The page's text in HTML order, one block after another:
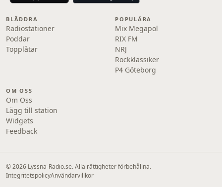
BLÄDDRA
Radiostationer
Poddar
Topplåtar
POPULÄRA
Mix Megapol
RIX FM
NRJ
Rockklassiker
P4 Göteborg
OM OSS
Om Oss
Lägg till station
Widgets
Feedback
© 2026 Lyssna-Radio.se. Alla rättigheter förbehållna.
IntegritetspolicyAnvändarvillkor